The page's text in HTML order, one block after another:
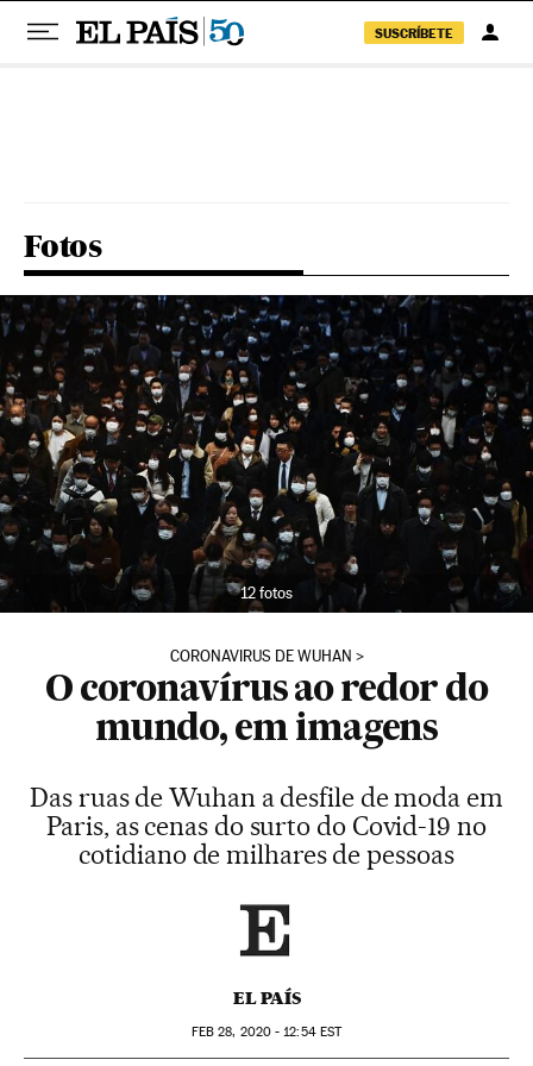
SUSCRÍBETE
Fotos
12 fotos
CORONAVIRUS DE WUHAN
O coronavírus ao redor do
mundo, em imagens
Das ruas de Wuhan a desfile de moda em
Paris, as cenas do surto do Covid-19 no
cotidiano de milhares de pessoas
EL PAÍS
FEB 28, 2020 - 12:54EST